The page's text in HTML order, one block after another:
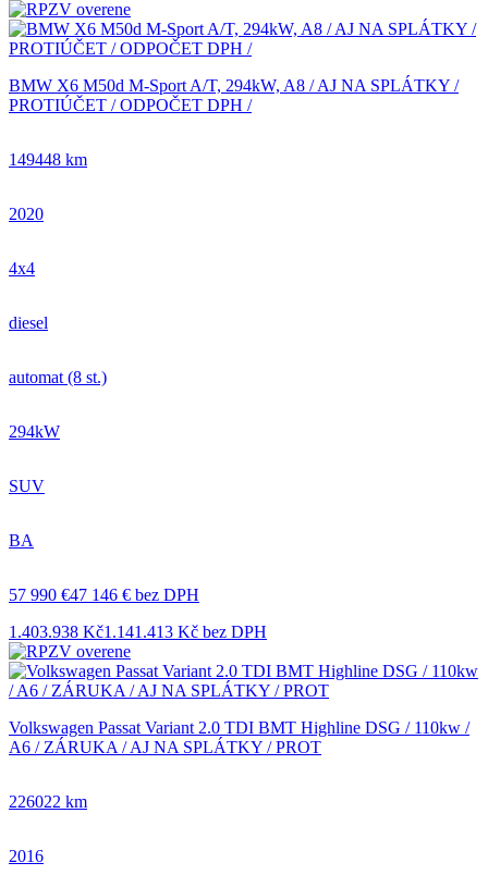
BMW X6 M50d M-Sport A/T, 294kW, A8 / AJ NA SPLÁTKY /
PROTIÚČET / ODPOČET DPH /
149448 km
2020
4x4
diesel
automat (8 st.)
294kW
SUV
BA
57 990 €47 146 € bez DPH
1.403.938 Kč1.141.413 Kč bez DPH
Volkswagen Passat Variant 2.0 TDI BMT Highline DSG / 110kw /
A6 / ZÁRUKA / AJ NA SPLÁTKY / PROT
226022 km
2016